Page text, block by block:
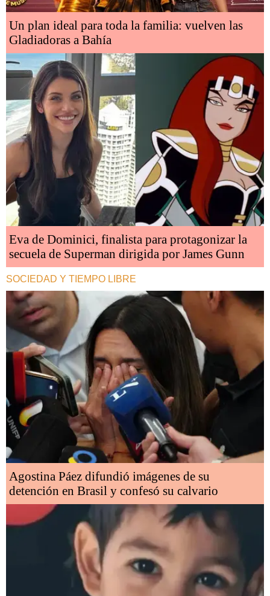
Un plan ideal para toda la familia: vuelven las
Gladiadoras a Bahía
Eva de Dominici, finalista para protagonizar la
secuela de Superman dirigida por James Gunn
SOCIEDAD Y TIEMPO LIBRE
Agostina Páez difundió imágenes de su
detención en Brasil y confesó su calvario